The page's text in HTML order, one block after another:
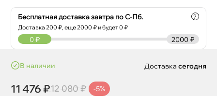
Бесплатная доставка завтра по С-Пб.
Доставка200 ₽, еще2000 ₽ и будет 0 ₽
?
2000 ₽
0 ₽
наличии
11 476 ₽12 080 ₽ -5%
Доставка сегодня